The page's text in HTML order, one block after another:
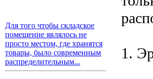
Для того чтобы складское
помещение являлось не
просто местом, где хранятся
товары, было современным
распределительным...
1.